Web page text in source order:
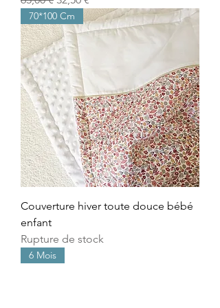
70*100 Cm
Couverture hiver toute douce bébé
enfant
Rupture de stock
6 Mois